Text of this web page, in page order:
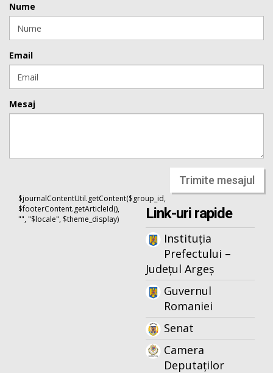
Nume
Email
Mesaj
Trimite mesajul
$journalContentUtil.getContent($group_id,
$footerContent.getArticleId(),
"", "$locale", $theme_display)
Link-uri rapide
Instituția
Prefectului –
Județul Argeș
Guvernul
Romaniei
Senat
Camera
Deputaților